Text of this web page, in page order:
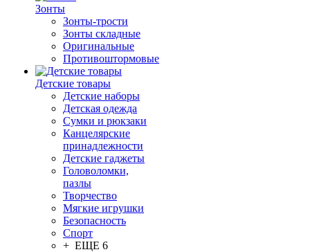
Зонты
Зонты-трости
Зонты складные
Оригинальные
Противоштормовые
Детские товары
Детские наборы
Детская одежда
Сумки и рюкзаки
Канцелярские
принадлежности
Детские гаджеты
Головоломки,
пазлы
Творчество
Мягкие игрушки
Безопасность
Спорт
+ ЕЩЕ 6